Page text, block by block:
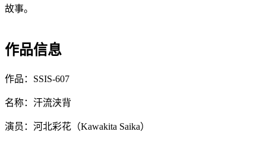
故事。
作品信息
作品：SSIS-607
名称：汗流浃背
演员：河北彩花（Kawakita Saika）